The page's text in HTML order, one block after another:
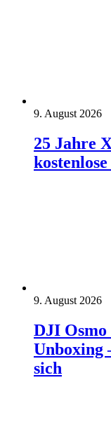
9. August 2026
25 Jahre
9. August 2026
DJI
Unboxing
sich